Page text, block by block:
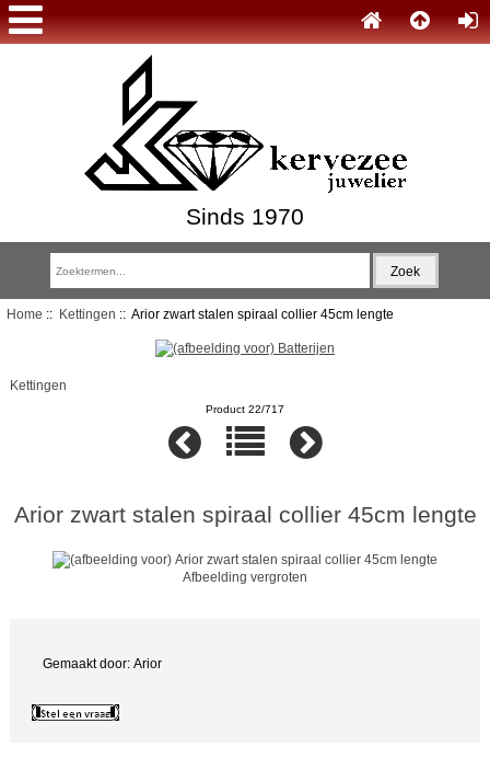
Sinds 1970
Home :: Kettingen :: Arior zwart stalen spiraal collier 45cm lengte
Kettingen
Product 22/717
Arior zwart stalen spiraal collier 45cm lengte
Afbeelding vergroten
Gemaakt door: Arior